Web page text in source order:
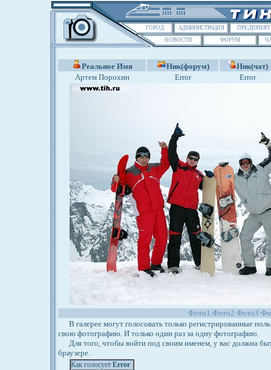
ГОРОД АДМИНИСТРАЦИЯ
НОВОСТИ
ФОРУМ
Реальное Имя Ник(форум)
Ник(чат)
Артем Порохин
Error Error
Фото1 Фото2 Фото3
В галерее могут голосовать только регистрированные
свою фотографию. И только один раз за одну фотографию.
Для того, чтобы войти под своим именем, у вас должна
браузере.
Как голосует Error